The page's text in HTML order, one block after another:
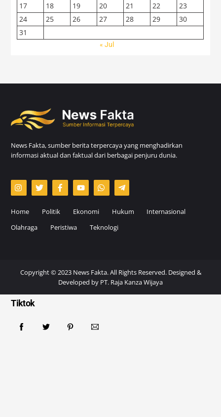
17
18 19 20 21 22
23
24
25 26 27 28 29
30
31
« Jul
News Fakta, sumber berita terpercaya yang menghadirkan
informasi aktual dan faktual dari berbagai penjuru dunia.
Home Politik Ekonomi Hukum
Internasional
Olahraga
Peristiwa Teknologi
Copyright © 2023 News Fakta. All Rights Reserved. Designed &
Developed by PT. Raja Kanza Wijaya
Tiktok